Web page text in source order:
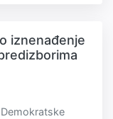
iznenađenje